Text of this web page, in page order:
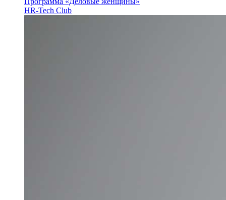
HR-Tech Club